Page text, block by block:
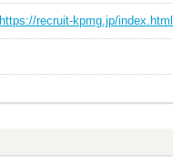
https://recruit-kpmg.jp/index.html